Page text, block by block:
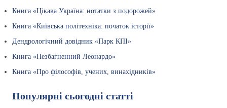
Книга «Цікава Україна: нотатки з подорожей»
Книга «Київська політехніка: початок історії»
Дендрологічний довідник «Парк КПІ»
Книга «Незбагненний Леонардо»
Книга «Про філософів, учених, винахідників»
Популярні сьогодні статті